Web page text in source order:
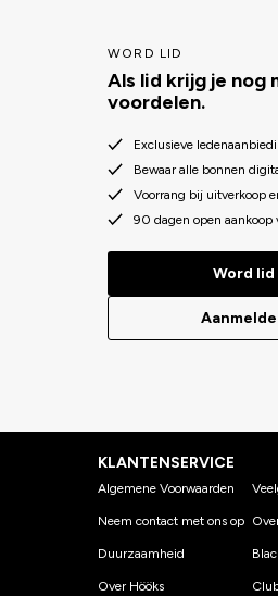
WORD LID
Als lid krijg je nog
voordelen.
Exclusieve
Bewaar alle bonnen
Voorrang bij uitverkoop
90 dagen open aankoop
Word lid
KLANTENSERVICE
Algemene Voorwaarden
Neem contact met ons op
Duurzaamheid
Over Hööks